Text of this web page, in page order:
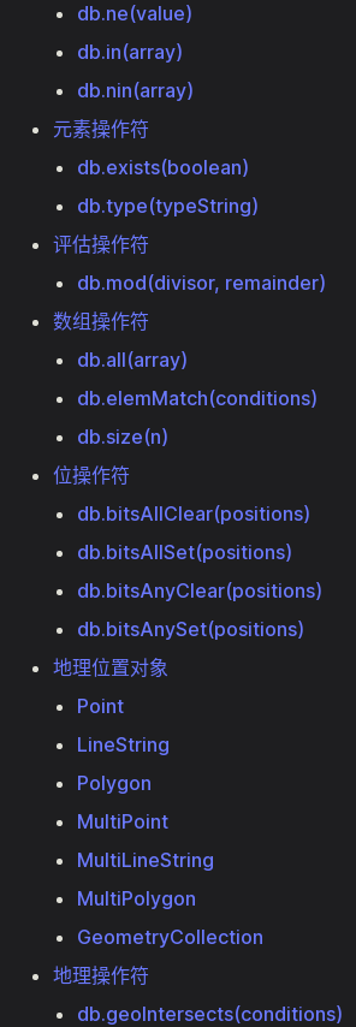
db.ne(value)
db.in(array)
db.nin(array)
元素操作符
db.exists(boolean)
db.type(typeString)
评估操作符
db.mod(divisor, remainder)
数组操作符
db.all(array)
db.elemMatch(conditions)
db.size(n)
位操作符
db.bitsAllClear(positions)
db.bitsAllSet(positions)
db.bitsAnyClear(positions)
db.bitsAnySet(positions)
地理位置对象
Point
LineString
Polygon
MultiPoint
MultiLineString
MultiPolygon
GeometryCollection
地理操作符
db.geoIntersects(conditions)